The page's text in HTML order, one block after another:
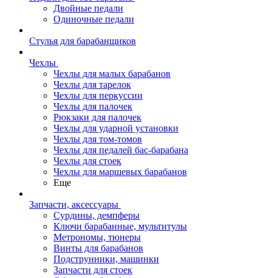
Двойные педали
Одиночные педали
Стулья для барабанщиков
Чехлы
Чехлы для малых барабанов
Чехлы для тарелок
Чехлы для перкуссии
Чехлы для палочек
Рюкзаки для палочек
Чехлы для ударной установки
Чехлы для том-томов
Чехлы для педалей бас-барабана
Чехлы для стоек
Чехлы для маршевых барабанов
Еще
Запчасти, аксессуары
Сурдины, демпферы
Ключи барабанные, мультитулы
Метрономы, тюнеры
Винты для барабанов
Подструнники, машинки
Запчасти для стоек